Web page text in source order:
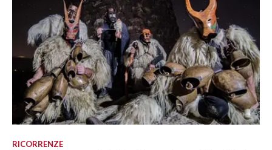
RICORRENZE